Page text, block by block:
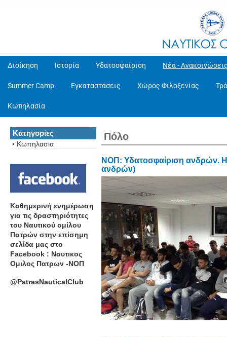
Διοίκηση Ιστορία Υδατοσφαίριση Νέα -
Summer Camp Εγκαταστάσεις Χώρος Φιλοξενίας
Κωπηλασία
Κατηγορίες
Κωπηλασια
Καθημερινή ενημέρωση
για τις δραστηριότητες
του Ναυτικού ομίλου
Πατρών στην επίσημη
σελίδα μας στο
Facebook : Ναυτικος
Ομιλος Πατρων -ΝΟΠ
@PatrasNauticalClub
Πόλο
ΝΟΠ: Υδατοσφαίριση ανδρών. Η
ανδρών)